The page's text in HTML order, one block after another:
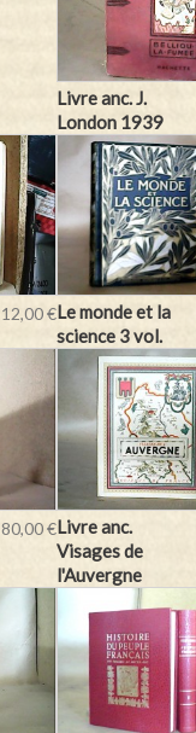
Livre anc. J.
London 1939
12,00 €Le monde et la
science 3 vol.
80,00 €Livre anc.
Visages de
l'Auvergne